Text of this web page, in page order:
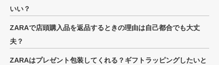
いい？
ZARAで店頭購入品を返品するときの理由は自己都合でも大丈
夫？
ZARAはプレゼント包装してくれる？ギフトラッピングしたいと